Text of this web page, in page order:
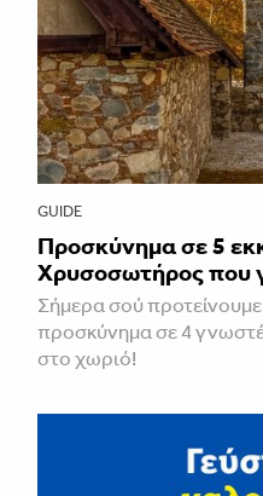
GUIDE
Προσκύνημα σε 5
Χρυσοσωτήρος που
Σήμερα σού προτείνουμε
προσκύνημα σε 4
στο χωριό!